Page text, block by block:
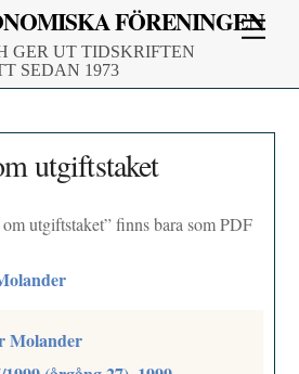
FÖRENINGEN
GER UT TIDSKRIFTEN
SEDAN 1973
utgiftstaket
utgiftstaket” finns bara som PDF
Molander